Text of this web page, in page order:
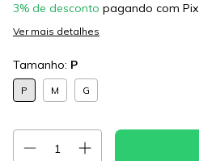
3% de desconto pagando com Pix
Ver mais detalhes
Tamanho: P
P M G